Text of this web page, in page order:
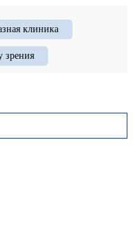
клиника
зрения